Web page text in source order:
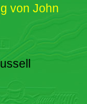
von John